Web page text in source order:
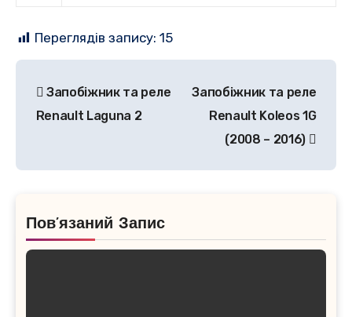
Переглядів запису: 15
записів
Запобіжник та реле
Renault Laguna 2
Запобіжник та реле
Renault Koleos 1G
(2008 – 2016)
Пов’язаний Запис